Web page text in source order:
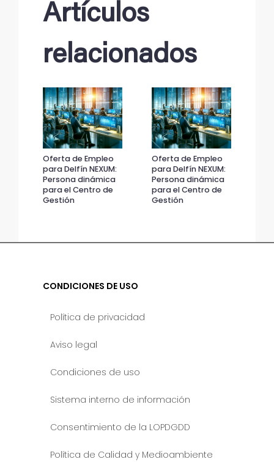
Artículos
relacionados
Oferta de Empleo
para Delfín NEXUM:
Persona dinámica
para el Centro de
Gestión
Oferta de Empleo
para Delfín NEXUM:
Persona dinámica
para el Centro de
Gestión
CONDICIONES DE USO
Política de privacidad
Aviso legal
Condiciones de uso
Sistema interno de información
Consentimiento de la LOPDGDD
Política de Calidad y Medioambiente